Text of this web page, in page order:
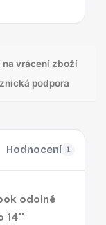
na vrácení zboží
podpora
Hodnocení 1
odolné
14''